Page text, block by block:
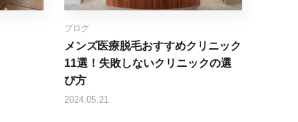
ブログ
メンズ医療脱毛おすすめクリニック
11選！失敗しないクリニックの選
び方
2024.05.21